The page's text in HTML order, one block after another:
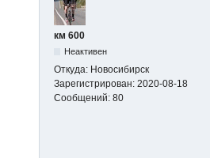
км 600
Неактивен
Откуда: Новосибирск
Зарегистрирован: 2020-08-18
Сообщений: 80